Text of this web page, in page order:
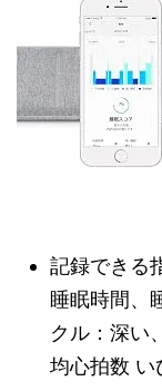
記録できる
睡眠時間、
クル：深い
均心拍数 い